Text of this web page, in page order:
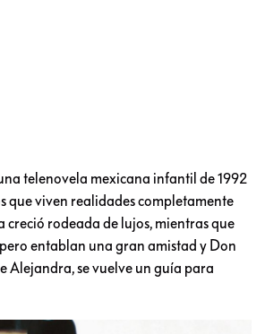
telenovela mexicana infantil de 1992
que viven realidades completamente
creció rodeada de lujos, mientras que
entablan una gran amistad y Don
Alejandra, se vuelve un guía para